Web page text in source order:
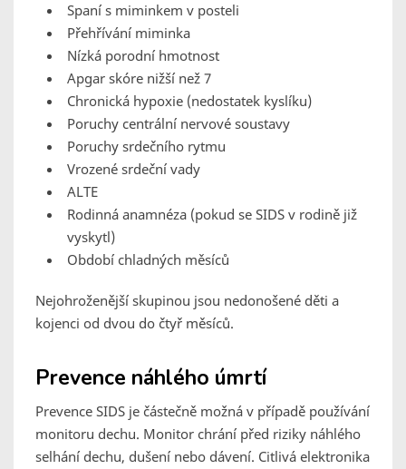
Spaní s miminkem v posteli
Přehřívání miminka
Nízká porodní hmotnost
Apgar skóre nižší než 7
Chronická hypoxie (nedostatek kyslíku)
Poruchy centrální nervové soustavy
Poruchy srdečního rytmu
Vrozené srdeční vady
ALTE
Rodinná anamnéza (pokud se SIDS v rodině již
vyskytl)
Období chladných měsíců
Nejohroženější skupinou jsou nedonošené děti a
kojenci od dvou do čtyř měsíců.
Prevence náhlého úmrtí
Prevence SIDS je částečně možná v případě používání
monitoru dechu. Monitor chrání před riziky náhlého
selhání dechu, dušení nebo dávení. Citlivá elektronika